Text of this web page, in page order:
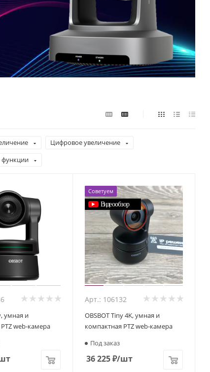
Цифровое увеличение
умная и
web-камера
Советуем
Арт.: 106132
OBSBOT Tiny 4K, умная и
компактная PTZ web-камера
Под заказ
36 225₽/шт